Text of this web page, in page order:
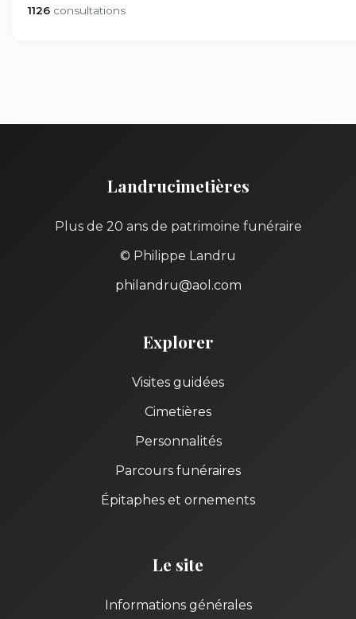
1126 consultations
Landrucimetières
Plus de 20 ans de patrimoine funéraire
© Philippe Landru
philandru@aol.com
Explorer
Visites guidées
Cimetières
Personnalités
Parcours funéraires
Épitaphes et ornements
Le site
Informations générales